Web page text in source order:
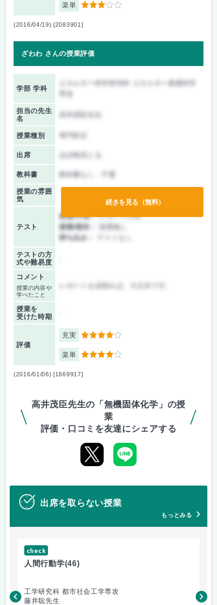
楽単 3
(2016/04/19) [2083901]
ざわわ さんの授業評価
学部 学科
担当の先生
名
授業種別
出席 ほぼ毎回とる
教科書 教科書なし・不要
授業の雰囲
気
テスト
前期/中間：レポートのみ
後期/期末：
授業無し
持ち込み：
テストの方
式や難易度
コメント
授業の内容や
学べたこと
授業を
受けた時期
評価
充実 4
楽単 4
続きを見る（無料）
(2016/01/06) [1869917]
高井茂臣先生の「無機固体化学」の授
業
評価・口コミを友達にシェアする
出席を取らない授業
もっとみる
check
人間行動学(46)
工学研究科 都市社会工学専攻
藤井聡先生
藤